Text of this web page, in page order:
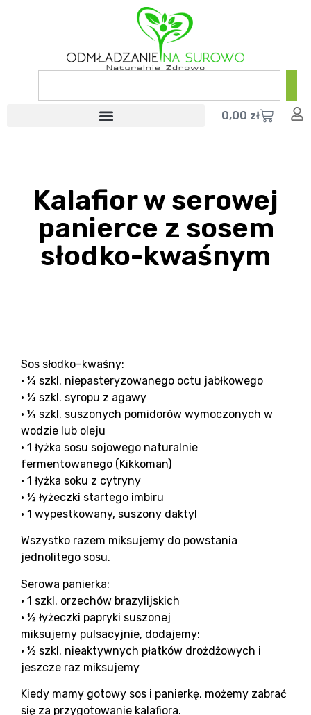
0,00 zł
Kalafior w serowej
panierce z sosem
słodko-kwaśnym
Sos słodko–kwaśny:
• ¼ szkl. niepasteryzowanego octu jabłkowego
• ¼ szkl. syropu z agawy
• ¼ szkl. suszonych pomidorów wymoczonych w
wodzie lub oleju
• 1 łyżka sosu sojowego naturalnie
fermentowanego (Kikkoman)
• 1 łyżka soku z cytryny
• ½ łyżeczki startego imbiru
• 1 wypestkowany, suszony daktyl
Wszystko razem miksujemy do powstania
jednolitego sosu.
Serowa panierka:
• 1 szkl. orzechów brazylijskich
• ½ łyżeczki papryki suszonej
miksujemy pulsacyjnie, dodajemy:
• ½ szkl. nieaktywnych płatków drożdżowych i
jeszcze raz miksujemy
Kiedy mamy gotowy sos i panierkę, możemy zabrać
się za przygotowanie kalafiora.